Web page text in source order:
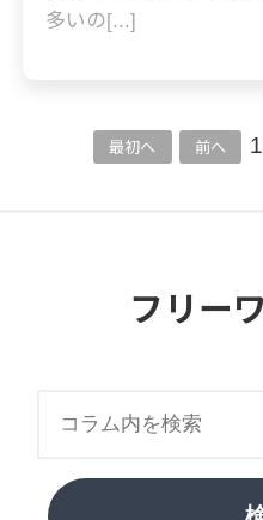
多いの[...]
最初へ 前へ
フリー